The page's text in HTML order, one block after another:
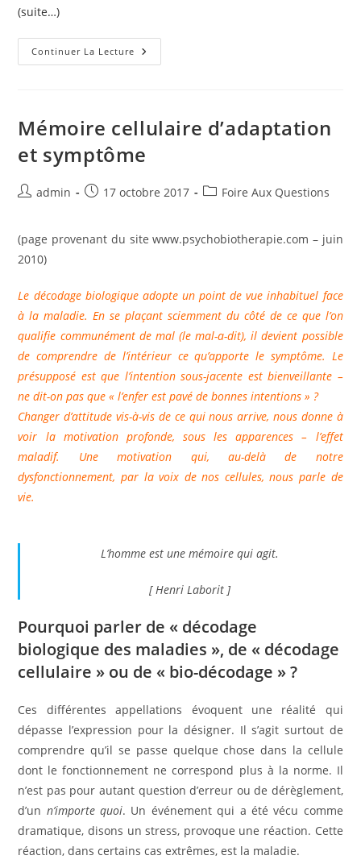
(suite…)
Continuer La Lecture Je
Vais
(www.psychobiotherapie.com)
Mémoire cellulaire d’adaptation
et symptôme
Auteur/autrice
publication :
admin
Publication
17 octobre 2017
PostFoire Aux Questions
(page provenant du site www.psychobiotherapie.com – juin
2010)
Le décodage biologique adopte un point de vue inhabituel face
à la maladie. En se plaçant sciemment du côté de ce que l’on
qualifie communément de mal (le mal-a-dit), il devient possible
de comprendre de l’intérieur ce qu’apporte le symptôme. Le
présupposé est que l’intention sous-jacente est bienveillante –
ne dit-on pas que « l’enfer est pavé de bonnes intentions » ?
Changer d’attitude vis-à-vis de ce qui nous arrive, nous donne à
voir la motivation profonde, sous les apparences – l’effet
maladif. Une motivation qui, au-delà de notre
dysfonctionnement, par la voix de nos cellules, nous parle de
vie.
L’homme est une mémoire qui agit.
[ Henri Laborit ]
Pourquoi parler de « décodage
biologique des maladies », de « décodage
cellulaire » ou de « bio-décodage » ?
Ces différentes appellations évoquent une réalité qui
dépasse l’expression pour la désigner. Il s’agit surtout de
comprendre qu’il se passe quelque chose dans la cellule
dont le fonctionnement ne correspond plus à la norme. Il
n’est pas pour autant question d’erreur ou de dérèglement,
d’un n’importe quoi. Un événement qui a été vécu comme
dramatique, disons un stress, provoque une réaction. Cette
réaction, dans certains cas extrêmes, est la maladie.